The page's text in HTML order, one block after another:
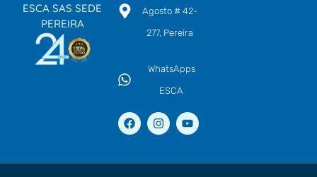
ESCA SAS SEDE
PEREIRA
Agosto # 42-
277, Pereira
WhatsApps
ESCA
F
a
b
I
n
a
Y
o
u